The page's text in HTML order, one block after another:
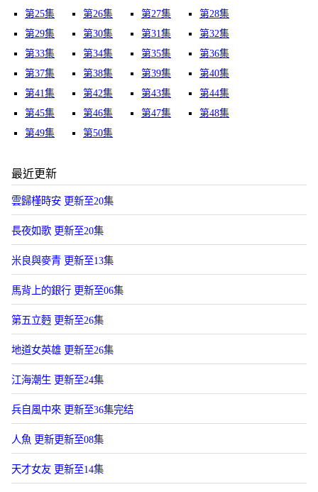
第25集
第26集 第27集
第28集
第29集
第30集 第31集
第32集
第33集
第34集 第35集
第36集
第37集
第38集 第39集
第40集
第41集
第42集 第43集
第44集
第45集
第46集 第47集
第48集
第49集
第50集
最近更新
雲歸槿時安 更新至20集
長夜如歌 更新至20集
米良與麥青 更新至13集
馬背上的銀行 更新至06集
第五立麪 更新至26集
地道女英雄 更新至26集
江海潮生 更新至24集
兵自風中來 更新至36集完结
人魚 更新更新至08集
天才女友 更新至14集